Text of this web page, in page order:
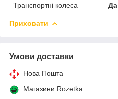
Транспортні колеса
Да
Приховати
Умови доставки
Нова Пошта
Магазини Rozetka